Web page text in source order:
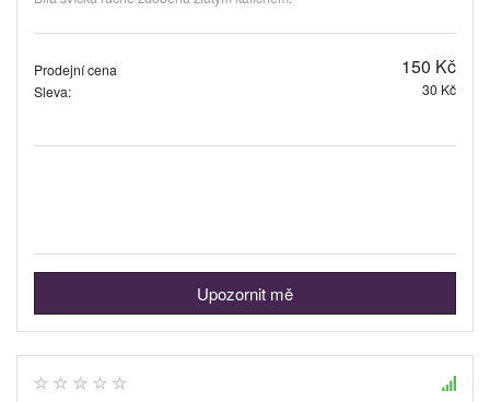
Prodejní cena 150 Kč
Sleva: 30 Kč
Upozornit mě